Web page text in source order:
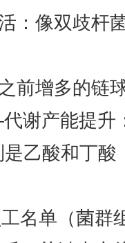
：像双歧杆
前增多的链
谢产能提升
乙酸和丁酸
名单（菌群